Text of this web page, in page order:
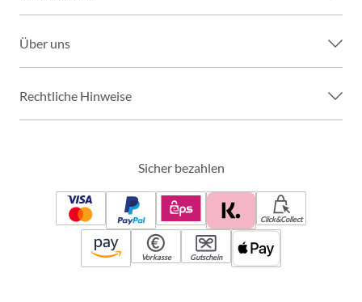
Über uns
Rechtliche Hinweise
Sicher bezahlen
Click&Collect
Vorkasse Gutschein